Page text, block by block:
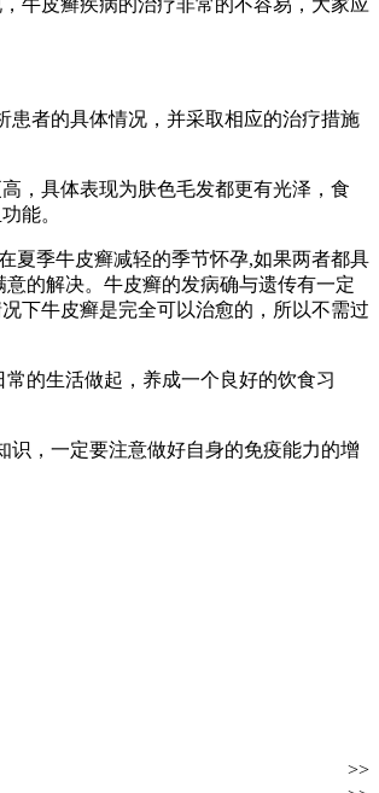
牛皮癣疾病的治疗非常的不容易，大家应
患者的具体情况，并采取相应的治疗措施
，具体表现为肤色毛发都更有光泽，食
能。
夏季牛皮癣减轻的季节怀孕,如果两者都具
的解决。牛皮癣的发病确与遗传有一定
下牛皮癣是完全可以治愈的，所以不需过
的生活做起，养成一个良好的饮食习
，一定要注意做好自身的免疫能力的增
>>